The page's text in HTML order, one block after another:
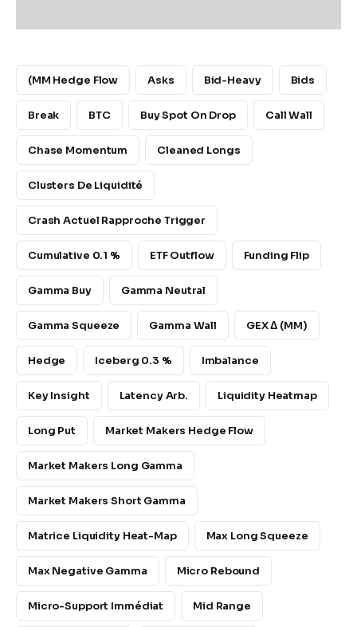
(MM Hedge Flow Asks Bid-Heavy Bids
Break BTC Buy Spot On Drop Call Wall
Chase Momentum Cleaned Longs
Clusters De Liquidité
Crash Actuel Rapproche Trigger
Cumulative 0.1 % ETF Outflow Funding Flip
Gamma Buy Gamma Neutral
Gamma Squeeze Gamma Wall GEX Δ (MM)
Hedge Iceberg 0.3 % Imbalance
Key Insight Latency Arb. Liquidity Heatmap
Long Put Market Makers Hedge Flow
Market Makers Long Gamma
Market Makers Short Gamma
Matrice Liquidity Heat-Map Max Long Squeeze
Max Negative Gamma Micro Rebound
Micro-Support Immédiat Mid Range